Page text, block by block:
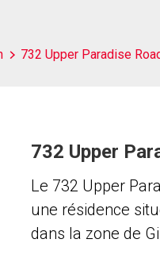
732 Upper Paradise
732 Upper
Le 732 Upper
une résidence
dans la zone de